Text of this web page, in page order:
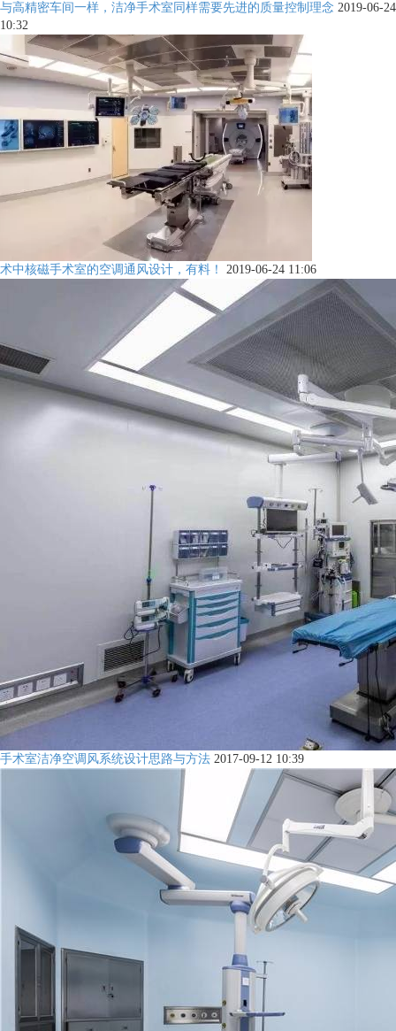
与高精密车间一样，洁净手术室同样需要先进的质量控制理念 2019-06-24
10:32
术中核磁手术室的空调通风设计，有料！ 2019-06-24 11:06
手术室洁净空调风系统设计思路与方法 2017-09-12 10:39